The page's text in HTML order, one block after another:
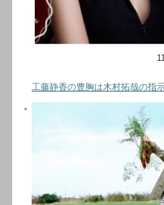
工藤静香の豊胸は木村拓哉の指